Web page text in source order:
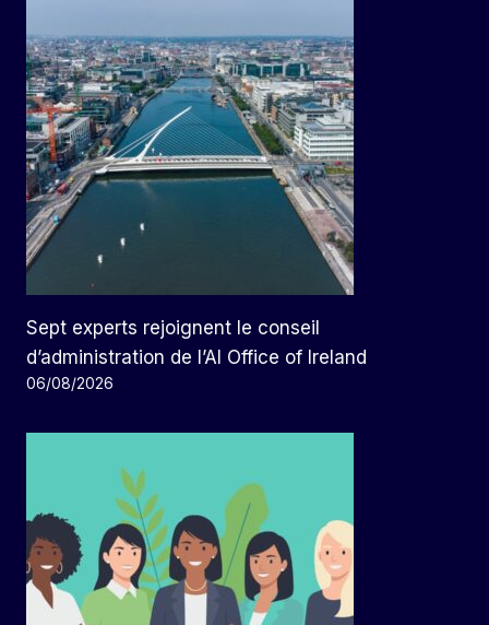
Sept experts rejoignent le conseil
d’administration de l’AI Office of Ireland
06/08/2026